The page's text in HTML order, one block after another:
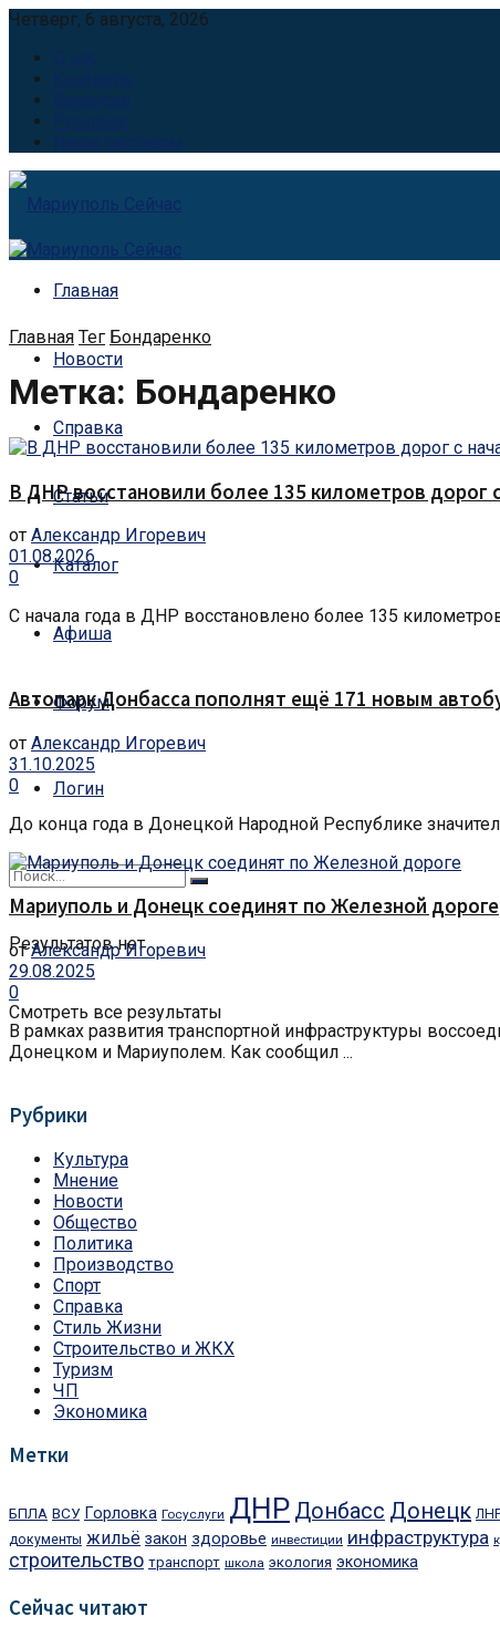
Четверг, 6 августа, 2026
О нас
Контакты
Вакансии
Реклама
Наши партнёры
Главная
Новости
Справка
Статьи
Каталог
Афиша
Форум
Логин
Результатов нет
Смотреть все результаты
Главная Тег Бондаренко
Метка: Бондаренко
В ДНР восстановили более 135 километров дорог
от Александр Игоревич
01.08.2026
0
С начала года в ДНР восстановлено более 135
Автопарк Донбасса пополнят ещё 171 новым
от Александр Игоревич
31.10.2025
0
До конца года в Донецкой Народной Республике
Мариуполь и Донецк соединят по Железной дороге
от Александр Игоревич
29.08.2025
0
В рамках развития транспортной инфраструктуры
Донецком и Мариуполем. Как сообщил ...
Рубрики
Культура
Мнение
Новости
Общество
Политика
Производство
Спорт
Справка
Стиль Жизни
Строительство и ЖКХ
Туризм
ЧП
Экономика
Метки
БПЛА ВСУ Горловка Госуслуги ДНР Донбасс Донецк
документы жильё закон здоровье инвестиции инфраструктура
строительство транспорт школа экология экономика
Сейчас читают